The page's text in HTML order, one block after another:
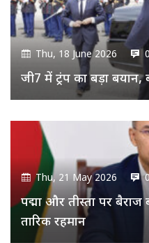
Thu, 18 June 2026 0
जी7 में ट्रंप का बड़ा
Thu, 21 May 2026
पद्मा और तीस्ता पर बैराज
तारिक रहमान